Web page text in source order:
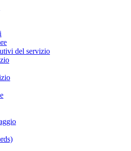
del servizio